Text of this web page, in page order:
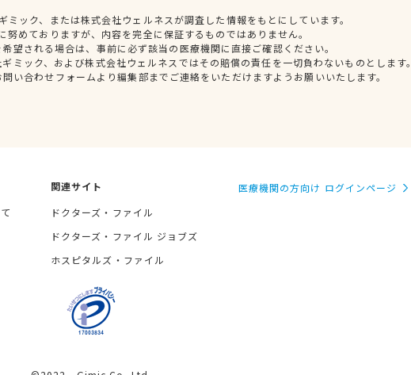
ック、または株式会社ウェルネスが調査した情報をもとにしています。
努めておりますが、内容を完全に保証するものではありません。
望される場合は、事前に必ず該当の医療機関に直接ご確認ください。
ミック、および株式会社ウェルネスではその賠償の責任を一切負わないものとします。
い合わせフォームより編集部までご連絡をいただけますようお願いいたします。
関連サイト
ドクターズ・ファイル
ドクターズ・ファイル ジョブズ
ホスピタルズ・ファイル
医療機関の方向け ログインページ